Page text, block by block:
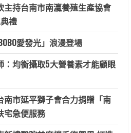
持台南市南瀛養殖生產協會
禮
愛發光」浪漫登場
均衡攝取5大營養素才能顧眼
南市延平獅子會合力捐贈「南
宅急便服務